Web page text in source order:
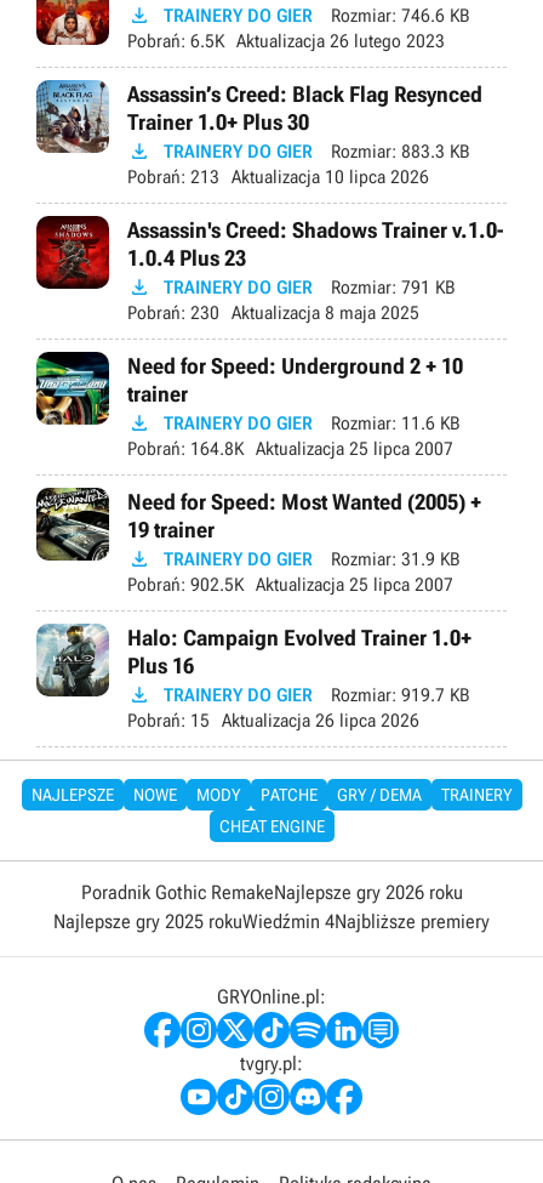
 TRAINERY DO GIER Rozmiar: 746.6 KB
Pobrań: 6.5K Aktualizacja 26 lutego 2023
Assassin’s Creed: Black Flag Resynced
Trainer 1.0+ Plus 30
 TRAINERY DO GIER Rozmiar: 883.3 KB
Pobrań: 213 Aktualizacja 10 lipca 2026
Assassin's Creed: Shadows Trainer v.1.0-
1.0.4 Plus 23
 TRAINERY DO GIER Rozmiar: 791 KB
Pobrań: 230 Aktualizacja 8 maja 2025
Need for Speed: Underground 2 + 10
trainer
 TRAINERY DO GIER Rozmiar: 11.6 KB
Pobrań: 164.8K Aktualizacja 25 lipca 2007
Need for Speed: Most Wanted (2005) +
19 trainer
 TRAINERY DO GIER Rozmiar: 31.9 KB
Pobrań: 902.5K Aktualizacja 25 lipca 2007
Halo: Campaign Evolved Trainer 1.0+
Plus 16
 TRAINERY DO GIER Rozmiar: 919.7 KB
Pobrań: 15 Aktualizacja 26 lipca 2026
NAJLEPSZE NOWE MODY PATCHE GRY / DEMA
TRAINERY
CHEAT ENGINE
Poradnik Gothic RemakeNajlepsze gry 2026 roku
Najlepsze gry 2025 rokuWiedźmin 4Najbliższe premiery
GRYOnline.pl:
tvgry.pl: